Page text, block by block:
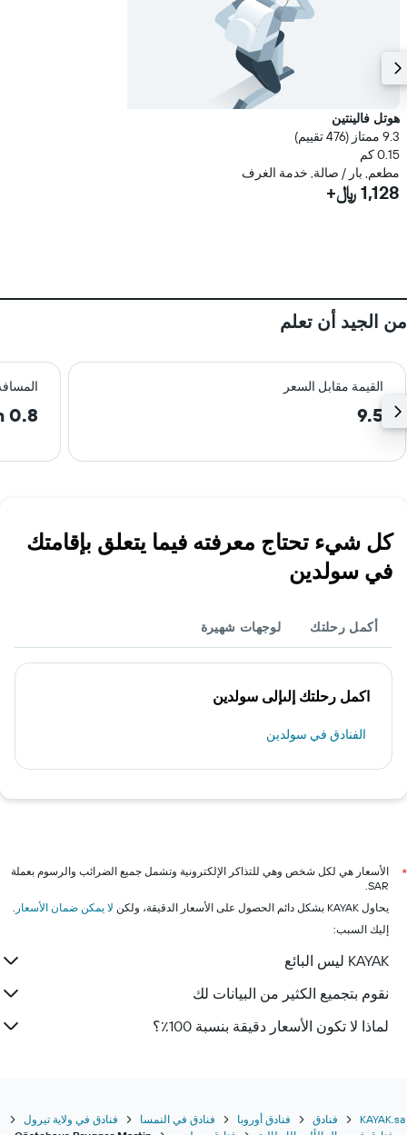
هوتل فالينتين
9.3 ممتاز (476 تقييم)
0.15 كم
مطعم, بار / صالة, خدمة الغرف
1,128 ﷼+
من الجيد أن تعلم
القيمة مقابل السعر
9.5
0.8 km
كل شيء تحتاج معرفته فيما يتعلق بإقامتك
في سولدين
أكمل رحلتك لوجهات شهيرة
اكمل رحلتك إلىإلى سولدين
الفنادق في سولدين
*
الأسعار هي لكل شخص وهي للتذاكر الإلكترونية وتشمل جميع الضرائب والرسوم بعملة
SAR.
يحاول KAYAK بشكل دائم الحصول على الأسعار الدقيقة، ولكن
لا يمكن ضمان الأسعار .
إليك السبب:
KAYAK ليس البائع
نقوم بتجميع الكثير من البيانات لك
لماذا لا تكون الأسعار دقيقة بنسبة 100٪؟
KAYAK.sa فنادق فنادق أوروبا فنادق في النمسا
فنادق في ولاية تيرول